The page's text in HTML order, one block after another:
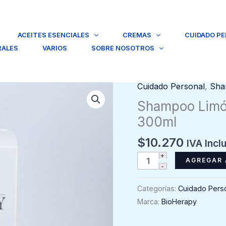
ACEITES ESENCIALES CREMAS
CUIDADO
VARIOS SOBRE NOSOTROS
Cuidado Personal,
Shampoo
300ml
$10.270 IVA
Shampoo
Limón
Cabello
Graso,
Categorías: Cuidado
Marca: BioHerapy